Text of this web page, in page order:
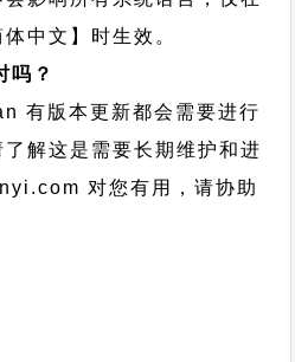
中文】时生效。
吗？
有版本更新都会需要进行
解这是需要长期维护和进
对您有用，请协助